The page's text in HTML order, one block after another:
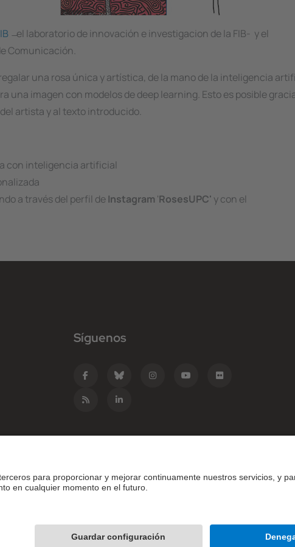
̶ el laboratorio de innovación e investigacion de la FIB- y el
Comunicación.
una rosa única y artística, de la mano de la inteligencia
una imagen con modelos dedeep learning. Esto es posible
artista y al texto introducido.
con inteligencia artificial
a través del perfil deInstagram 'RosesUPC' y con el
Síguenos
de Catalunya - BarcelonaTech